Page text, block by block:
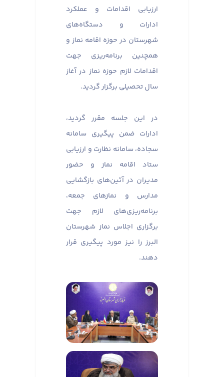
ارزیابی اقدامات و عملکرد
ادارات و دستگاه‌های
شهرستان در حوزه اقامه نماز و
همچنین برنامه‌ریزی جهت
اقدامات لازم حوزه نماز در آغاز
سال تحصیلی برگزار گردید.
در این جلسه مقرر گردید،
ادارات ضمن پیگیری سامانه
سجاده، سامانه نظارت و ارزیابی
ستاد اقامه نماز و حضور
مدیران در آئین‌های بازگشایی
مدارس و نماز‌های جمعه،
برنامه‌ریزی‌های لازم جهت
برگزاری اجلاس نماز شهرستان
البرز را نیز مورد پیگیری قرار
دهند.